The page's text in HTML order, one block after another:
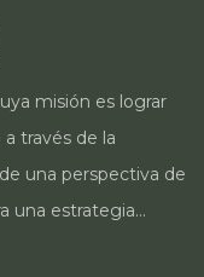
misión es lograr
través de la
una perspectiva de
una estrategia